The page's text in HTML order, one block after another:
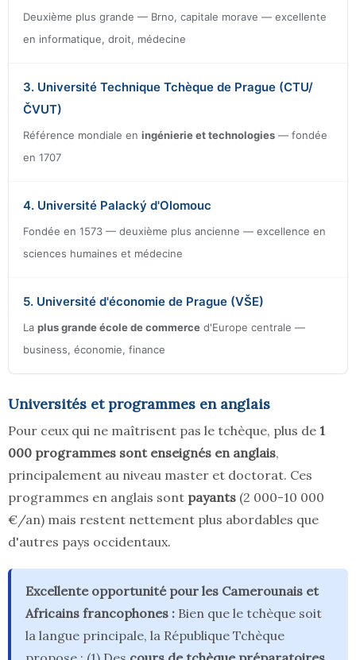
Deuxième plus grande — Brno, capitale morave — excellente
en informatique, droit, médecine
3. Université Technique Tchèque de Prague (CTU/
ČVUT)
Référence mondiale en ingénierie et technologies — fondée
en 1707
4. Université Palacký d'Olomouc
Fondée en 1573 — deuxième plus ancienne — excellence en
sciences humaines et médecine
5. Université d'économie de Prague (VŠE)
La plus grande école de commerce d'Europe centrale —
business, économie, finance
Universités et programmes en anglais
Pour ceux qui ne maîtrisent pas le tchèque, plus de 1
000 programmes sont enseignés en anglais,
principalement au niveau master et doctorat. Ces
programmes en anglais sont payants (2 000-10 000
€/an) mais restent nettement plus abordables que
d'autres pays occidentaux.
Excellente opportunité pour les Camerounais et
Africains francophones : Bien que le tchèque soit
la langue principale, la République Tchèque